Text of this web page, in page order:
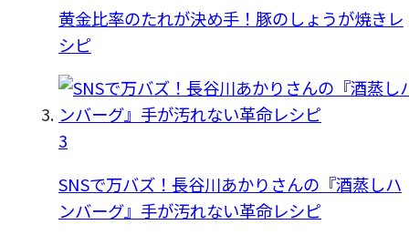
黄金比率のたれが決め手！豚のしょうが焼きレ
シピ
3
SNSで万バズ！長谷川あかりさんの『酒蒸しハ
ンバーグ』手が汚れない革命レシピ